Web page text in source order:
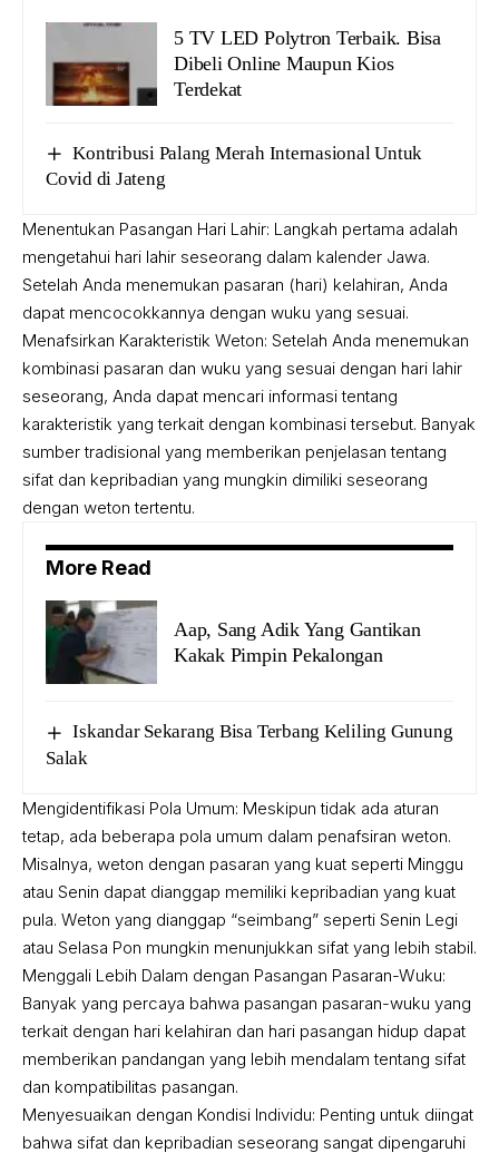
garansi 5
tahun. Foto:
5 TV LED Polytron Terbaik. Bisa
Dibeli Online Maupun Kios
Terdekat
Kontribusi Palang Merah Internasional Untuk
Covid di Jateng
Menentukan Pasangan Hari Lahir: Langkah pertama adalah
mengetahui hari lahir seseorang dalam kalender Jawa.
Setelah Anda menemukan pasaran (hari) kelahiran, Anda
dapat mencocokkannya dengan wuku yang sesuai.
Menafsirkan Karakteristik Weton: Setelah Anda menemukan
kombinasi pasaran dan wuku yang sesuai dengan hari lahir
seseorang, Anda dapat mencari informasi tentang
karakteristik yang terkait dengan kombinasi tersebut. Banyak
sumber tradisional yang memberikan penjelasan tentang
sifat dan kepribadian yang mungkin dimiliki seseorang
dengan weton tertentu.
More Read
Aap, Sang Adik Yang Gantikan
Kakak Pimpin Pekalongan
Iskandar Sekarang Bisa Terbang Keliling Gunung
Salak
Mengidentifikasi Pola Umum: Meskipun tidak ada aturan
tetap, ada beberapa pola umum dalam penafsiran weton.
Misalnya, weton dengan pasaran yang kuat seperti Minggu
atau Senin dapat dianggap memiliki kepribadian yang kuat
pula. Weton yang dianggap “seimbang” seperti Senin Legi
atau Selasa Pon mungkin menunjukkan sifat yang lebih stabil.
Menggali Lebih Dalam dengan Pasangan Pasaran-Wuku:
Banyak yang percaya bahwa pasangan pasaran-wuku yang
terkait dengan hari kelahiran dan hari pasangan hidup dapat
memberikan pandangan yang lebih mendalam tentang sifat
dan kompatibilitas pasangan.
Menyesuaikan dengan Kondisi Individu: Penting untuk diingat
bahwa sifat dan kepribadian seseorang sangat dipengaruhi